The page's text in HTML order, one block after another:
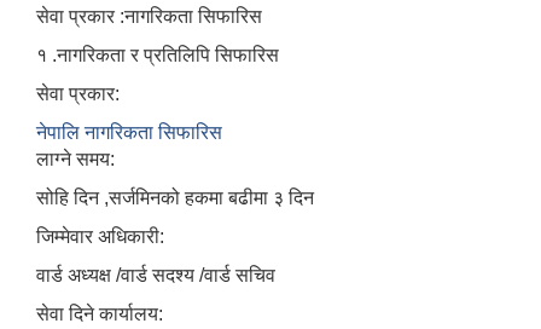
सेवा प्रकार :नागरिकता सिफारिस
१ .नागरिकता र प्रतिलिपि सिफारिस
सेवा प्रकार:
नेपालि नागरिकता सिफारिस
लाग्ने समय:
सोहि दिन ,सर्जमिनको हकमा बढीमा ३ दिन
जिम्मेवार अधिकारी:
वार्ड अध्यक्ष /वार्ड सदश्य /वार्ड सचिव
सेवा दिने कार्यालय: